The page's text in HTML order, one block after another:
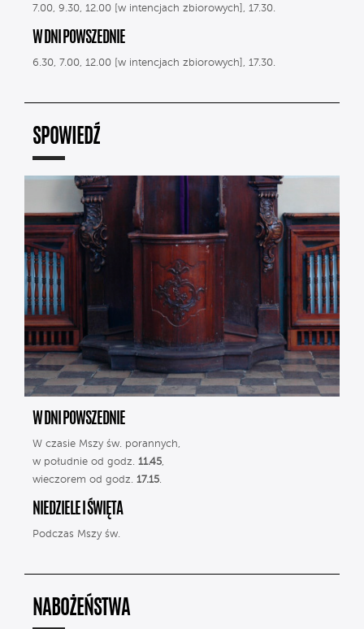
7.00, 9.30, 12.00 [w intencjach zbiorowych], 17.30.
W DNI POWSZEDNIE
6.30, 7.00, 12.00 [w intencjach zbiorowych], 17.30.
SPOWIEDŹ
W DNI POWSZEDNIE
W czasie Mszy św. porannych,
w południe od godz. 11.45
wieczorem od godz. 17.15
NIEDZIELE I ŚWIĘTA
Podczas Mszy św.
NABOŻEŃSTWA